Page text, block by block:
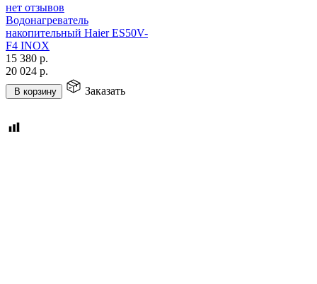
нет отзывов
Водонагреватель
накопительный Haier ES50V-
F4 INOX
15 380 р.
20 024 р.
В корзину Заказать